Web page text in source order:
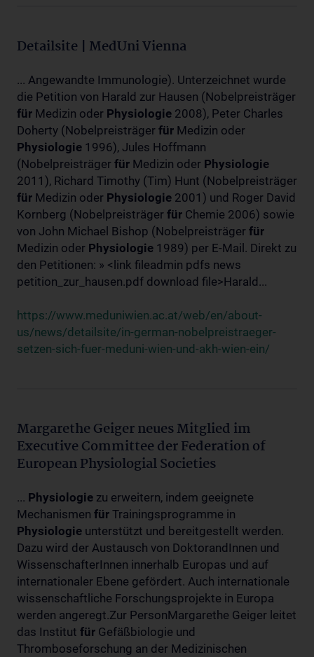
Detailsite | MedUni Vienna
... Angewandte Immunologie). Unterzeichnet wurde
die Petition von Harald zur Hausen (Nobelpreisträger
für Medizin oder Physiologie 2008), Peter Charles
Doherty (Nobelpreisträger für Medizin oder
Physiologie 1996), Jules Hoffmann
(Nobelpreisträger für Medizin oder Physiologie
2011), Richard Timothy (Tim) Hunt (Nobelpreisträger
für Medizin oder Physiologie 2001) und Roger David
Kornberg (Nobelpreisträger für Chemie 2006) sowie
von John Michael Bishop (Nobelpreisträger für
Medizin oder Physiologie 1989) per E-Mail. Direkt zu
den Petitionen: » <link fileadmin pdfs news
petition_zur_hausen.pdf download file>Harald...
https://www.meduniwien.ac.at/web/en/about-
us/news/detailsite/in-german-nobelpreistraeger-
setzen-sich-fuer-meduni-wien-und-akh-wien-ein/
Margarethe Geiger neues Mitglied im
Executive Committee der Federation of
European Physiologial Societies
... Physiologie zu erweitern, indem geeignete
Mechanismen für Trainingsprogramme in
Physiologie unterstützt und bereitgestellt werden.
Dazu wird der Austausch von DoktorandInnen und
WissenschafterInnen innerhalb Europas und auf
internationaler Ebene gefördert. Auch internationale
wissenschaftliche Forschungsprojekte in Europa
werden angeregt.Zur PersonMargarethe Geiger leitet
das Institut für Gefäßbiologie und
Thromboseforschung an der Medizinischen